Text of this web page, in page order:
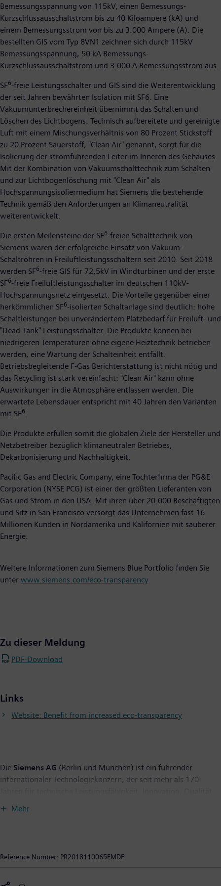
Bemessungsspannung von 115kV, einen Bemessungs-
Kurzschlussausschaltstrom bis zu 40 Kiloampere (kA) und
einem Bemessungsstrom von bis zu 3.000 Ampere (A). Die
bestellten GIS vom Typ 8VN1 zeichnen sich durch 115kV
Bemessungsspannung, 50 kA Bemessungs-
Kurzschlussausschaltstrom und 3.000 A Bemessungsstrom aus.
SF6-freie Leistungsschalter und GIS sind die Weiterentwicklung
der seit Jahren bewährten Isolation mit SF6. Eine
Vakuumunterbrechereinheit übernimmt das Schalten und
Löschen des Lichtbogens. Technisch aufbereitete und gereinigte
Luft mit einem Mischungsverhältnis von 80 Prozent Stickstoff
zu 20 Prozent Sauerstoff, "Clean Air" genannt, sorgt für die
Isolierung der stromführenden Leiter im Inneren des Gehäuses.
Mit der Kombination von Vakuumschalttechnik zum Schalten
und zur Lichtbogenlöschung mit "Clean Air" als
Hochspannungsisoliermedium hat Siemens die bestehende
Technik gemäß den Anforderungen an Klimaneutralität
weiterentwickelt.
Die ersten Meilensteine der SF6-freien Schalttechnik von
Siemens waren der erfolgreiche Einsatz von Vakuum-
Schaltröhren in Freiluftleistungsschaltern seit 2010. Seit 2018
werden SF6-freie GIS für 72,5kV in Windturbinen und der erste
SF6-freie Freiluftleistungsschalter im deutschen 110kV-
Hochspannungsnetz eingesetzt. Die Vorteile gegenüber einer
herkömmlichen SF6-isolierten Schaltanlage sind deutlich: hohe
Schaltleistungen bei unverändertem Platzbedarf für Freiluft- und
"Dead-Tank" Leistungsschalter. Die Produkte können bei
niedrigeren Temperaturen ohne eigene Heiztechnik betrieben
werden, eine Wartung der Schalteinheit entfällt.
Betriebsbegleitende F-Gas Berichterstattung ist nicht nötig und
das Recycling ist stark vereinfacht: "Clean Air" kann ohne
Auswirkungen in die Atmosphäre entlassen werden. Die
erwartete Lebensdauer entspricht mit 40 Jahren den Varianten
mit SF6.
Die Produkte erfüllen somit die globalen Ziele der Hersteller und
Netzbetreiber bezüglich klimaneutralen Betriebes,
Dekarbonisierung und Nachhaltigkeit.
Pacific Gas and Electric Company, eine Tochterfirma der PG&E
Corporation (NYSE PCG) ist einer der größten Lieferanten von
Gas und Strom in den USA. Mit ihren über 20.000 Beschäftigten
und Sitz in San Francisco versorgt das Unternehmen fast 16
Millionen Kunden in Nordamerika und Kalifornien mit sauberer
Energie.
Weitere Informationen zum Siemens Blue Portfolio finden Sie
unter www.siemens.com/eco-transparency
Zu dieser Meldung
PDF-Download
Links
Website: Benefit from increased eco-transparency
Die Siemens AG (Berlin und München) ist ein führender
internationaler Technologiekonzern, der seit mehr als 170
Mehr
Reference Number: PR2018110065EMDE